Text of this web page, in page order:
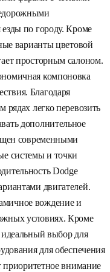
по городу. Кроме
варианты цветовой
просторным салоном.
компоновка
Благодаря
рядах легко перевозить
дополнительное
современными
системы и точки
Dodge
двигателей.
вождение и
условиях. Кроме
выбор для
для обеспечения
приоритетное внимание